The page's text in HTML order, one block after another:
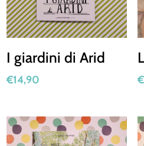
I giardini di Arid
€14,90 €